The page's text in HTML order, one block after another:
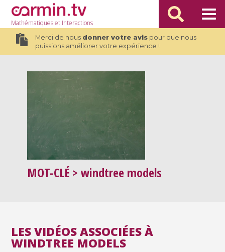
Mathématiqueset Interactions
Merci de nous donner votre avispour que nous
puissions améliorer votre expérience !
MOT-CLÉ > windtree models
LES VIDÉOS ASSOCIÉES À
WINDTREE MODELS